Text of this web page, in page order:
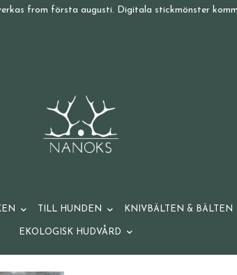
from första augusti. Digitala stickmönster
TILL HUNDEN KNIVBÄLTEN & BÄLTEN
EKOLOGISK HUDVÅRD